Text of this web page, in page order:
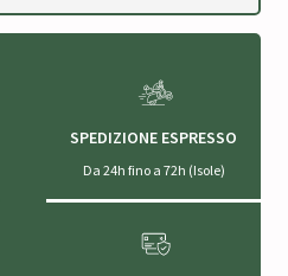
SPEDIZIONE ESPRESSO
Da 24h fino a 72h (Isole)